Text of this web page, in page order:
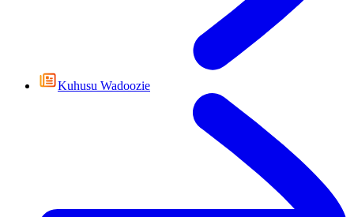
Kuhusu Wadoozie